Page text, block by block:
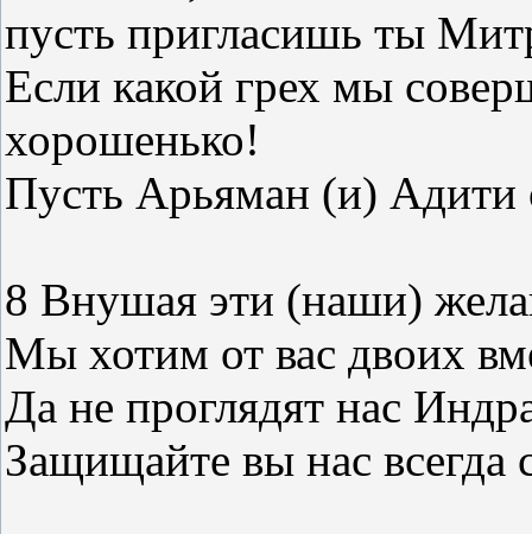
пусть пригласишь ты
Если какой грех мы
хорошенько!
Пусть Арьяман (и) Адити
8 Внушая эти (наши)
Мы хотим от вас двоих
Да не проглядят нас
Защищайте вы нас